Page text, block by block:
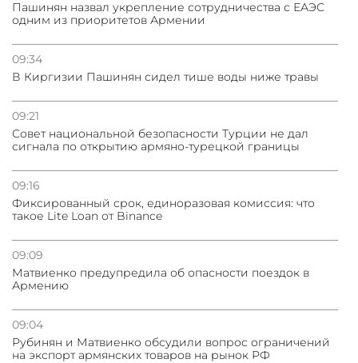
Пашинян назвал укрепление сотрудничества с ЕАЭС
одним из приоритетов Армении
09:34
В Киргизии Пашинян сидел тише воды ниже травы
09:21
Совет национальной безопасности Турции не дал
сигнала по открытию армяно-турецкой границы
09:16
Фиксированный срок, единоразовая комиссия: что
такое Lite Loan от Binance
09:09
Матвиенко предупредила об опасности поездок в
Армению
09:04
Рубинян и Матвиенко обсудили вопрос ограничений
на экспорт армянских товаров на рынок РФ